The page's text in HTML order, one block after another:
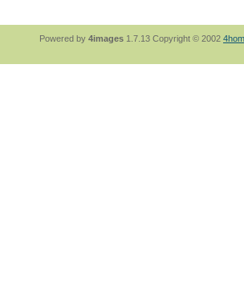
jan-lukas:geschrieben am: 28. 4. 2026 -
Powered by 4images 1.7.13 Copyright © 2002